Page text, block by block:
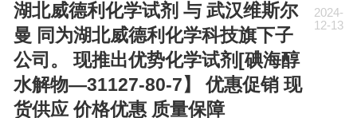
湖北威德利化学试剂 与 武汉维斯尔
曼 同为湖北威德利化学科技旗下子
公司。 现推出优势化学试剂[碘海醇
水解物—31127-80-7】 优惠促销 现
货供应 价格优惠 质量保障
2024-
12-13